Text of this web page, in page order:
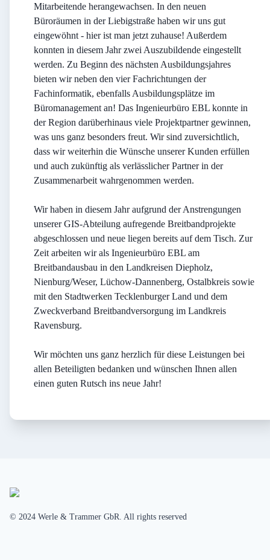
Mitarbeitende herangewachsen. In den neuen
Büroräumen in der Liebigstraße haben wir uns gut
eingewöhnt - hier ist man jetzt zuhause! Außerdem
konnten in diesem Jahr zwei Auszubildende eingestellt
werden. Zu Beginn des nächsten Ausbildungsjahres
bieten wir neben den vier Fachrichtungen der
Fachinformatik, ebenfalls Ausbildungsplätze im
Büromanagement an! Das Ingenieurbüro EBL konnte in
der Region darüberhinaus viele Projektpartner gewinnen,
was uns ganz besonders freut. Wir sind zuversichtlich,
dass wir weiterhin die Wünsche unserer Kunden erfüllen
und auch zukünftig als verlässlicher Partner in der
Zusammenarbeit wahrgenommen werden.
Wir haben in diesem Jahr aufgrund der Anstrengungen
unserer GIS-Abteilung aufregende Breitbandprojekte
abgeschlossen und neue liegen bereits auf dem Tisch. Zur
Zeit arbeiten wir als Ingenieurbüro EBL am
Breitbandausbau in den Landkreisen Diepholz,
Nienburg/Weser, Lüchow-Dannenberg, Ostalbkreis sowie
mit den Stadtwerken Tecklenburger Land und dem
Zweckverband Breitbandversorgung im Landkreis
Ravensburg.
Wir möchten uns ganz herzlich für diese Leistungen bei
allen Beteiligten bedanken und wünschen Ihnen allen
einen guten Rutsch ins neue Jahr!
© 2024 Werle & Trammer GbR. All rights reserved